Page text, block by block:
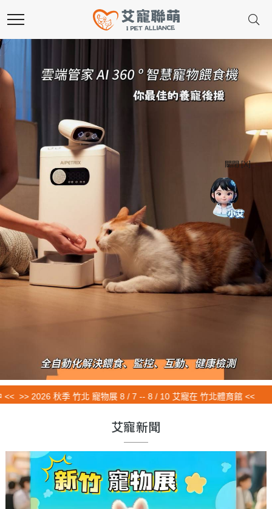
秋季 竹北 寵物展 8 / 7 -- 8 / 10 艾寵在 竹北體育館 <<
艾寵新聞
關閉 [X]